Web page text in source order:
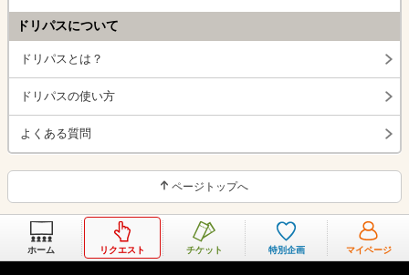
ドリパスについて
ドリパスとは？
ドリパスの使い方
よくある質問
ページトップへ
ホーム リクエスト チケット 特別企画 マイページ